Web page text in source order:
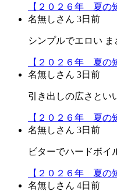
【２０２６年 夏の
名無しさん 3日前
シンプルでエロい
【２０２６年 夏の
名無しさん 3日前
引き出しの広さと
【２０２６年 夏の
名無しさん 3日前
ビターでハードボイ
【２０２６年 夏
名無しさん 4日前